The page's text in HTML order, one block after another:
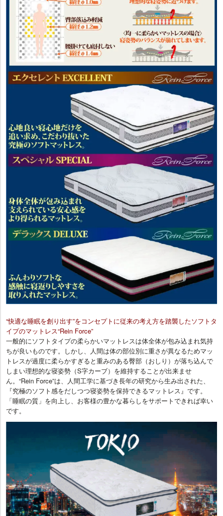
“快適な睡眠を創り出す”をコンセプトに従来の考え方を踏襲したソフトタ
イプのマットレス“Rein Force”
一般的にソフトタイプの柔らかいマットレスは体全体が包み込まれ気持
ちが良いものです。しかし、人間は体の部位別に重さが異なるためマッ
トレスが過度に柔らかすぎると重みのある臀部（おしり）が落ち込んで
しまい理想的な寝姿勢（S字カーブ）を維持することが出来ませ
ん。“Rein Force”は、人間工学に基づき長年の研究から生み出された、
『究極のソフト感をだしつつ寝姿勢を保持できるマットレス』です。
「睡眠の質」を向上し、お客様の豊かな暮らしをサポートできれば幸い
です。